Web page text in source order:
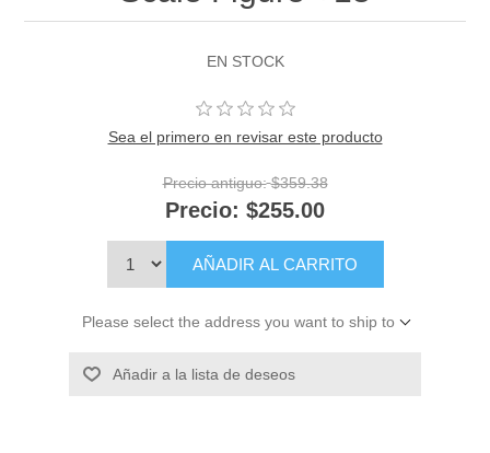
EN STOCK
Sea el primero en revisar este producto
Precio antiguo: $359.38
Precio: $255.00
AÑADIR AL CARRITO
Please select the address you want to ship to
Añadir a la lista de deseos